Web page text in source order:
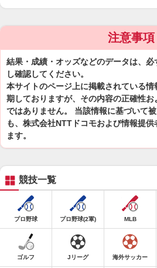
注意事項
結果・成績・オッズなどのデータは、
し確認してください。
本サイトのページ上に掲載されている
期しておりますが、その内容の正確性
ではありません。 当該情報に基づいて
も、株式会社NTTドコモおよび情報提
ます。
競技一覧
プロ野球 プロ野球(2軍) MLB
ゴルフ Jリーグ 海外サッカー